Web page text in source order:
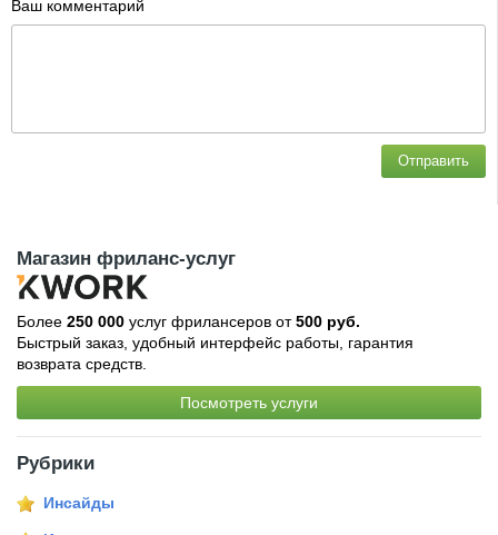
Ваш комментарий
Отправить
Магазин фриланс-услуг
Более 250 000 услуг фрилансеров от500 руб.
Быстрый заказ, удобный интерфейс работы, гарантия
возврата средств.
Посмотреть услуги
Рубрики
Инсайды